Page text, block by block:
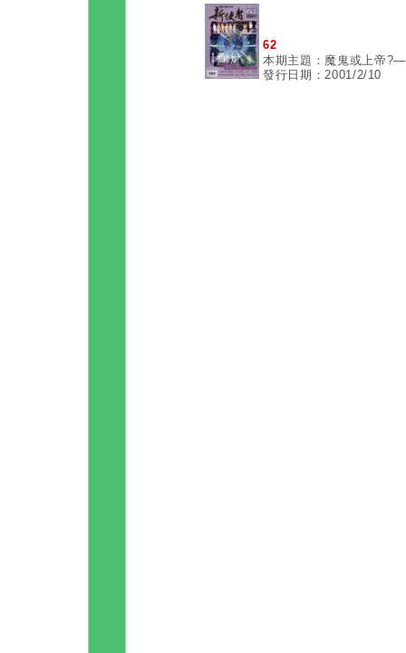
62
本期主題：魔鬼或上帝
發行日期：2001/2/10